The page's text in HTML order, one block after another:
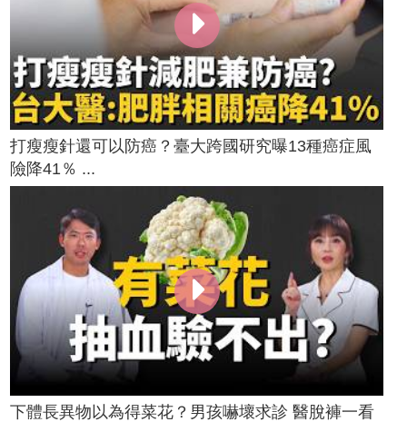
打瘦瘦針還可以防癌？臺大跨國研究曝13種癌症風
險降41％ ...
下體長異物以為得菜花？男孩嚇壞求診 醫脫褲一看